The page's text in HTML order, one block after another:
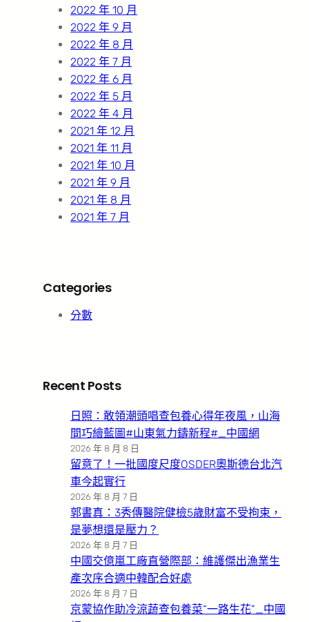
2022 年 10 月
2022 年 9 月
2022 年 8 月
2022 年 7 月
2022 年 6 月
2022 年 5 月
2022 年 4 月
2021 年 12 月
2021 年 11 月
2021 年 10 月
2021 年 9 月
2021 年 8 月
2021 年 7 月
Categories
分數
Recent Posts
日照：敢領潮頭唱查包養心得年夜風，山海
間巧繪藍圖#山東氣力鑄新程#_中國網
2026 年 8 月 8 日
留意了！一批國度尺度OSDER奧斯德台北汽
車今起實行
2026 年 8 月 7 日
郭書真：3秀傳醫院健檢5歲財富不受拘束，
是夢想還是壓力？
2026 年 8 月 7 日
中國交億嵐工廠直營際部：維護傑出漁業生
產次序合適中韓配合好處
2026 年 8 月 7 日
京蒙協作助冷涼蔬查包養菜“一路生花”_中國